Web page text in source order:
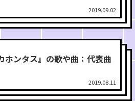
2019.09.02
ホンタス』の歌や曲：代表曲
2019.08.11